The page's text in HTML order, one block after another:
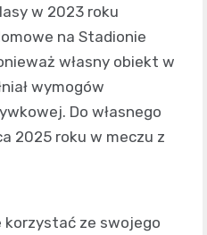
w 2023 roku
na Stadionie
własny obiekt w
wymogów
Do własnego
2025 roku w meczu z
korzystać ze swojego